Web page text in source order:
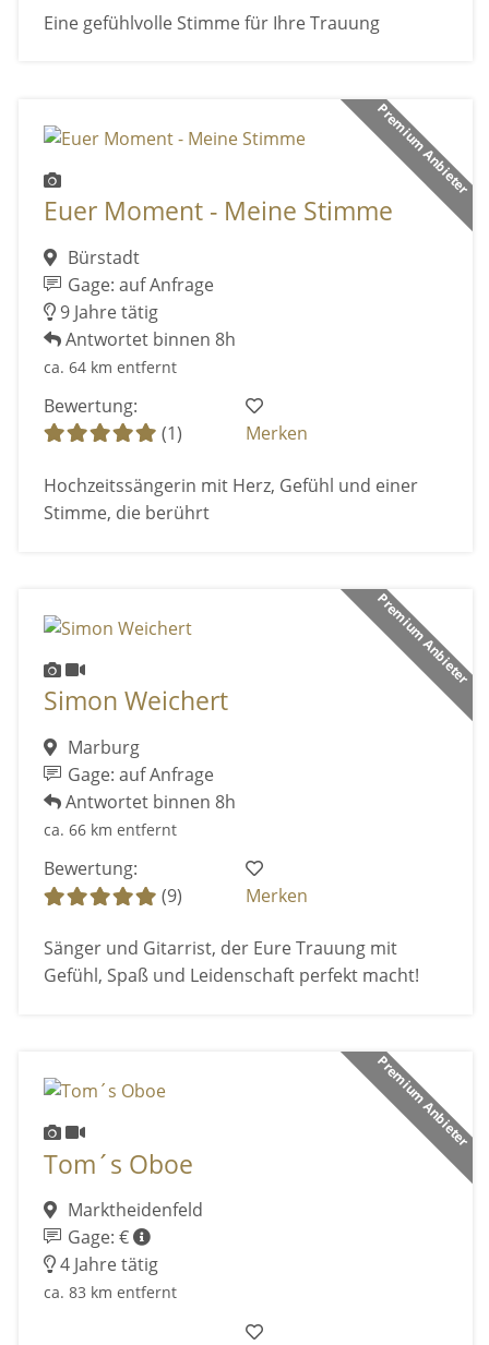
Eine gefühlvolle Stimme für Ihre Trauung
Premium Anbieter
Euer Moment - Meine Stimme
Bürstadt
Gage: auf Anfrage
9 Jahre tätig
Antwortet binnen 8h
ca. 64 km entfernt
Bewertung:
(1)
Merken
Hochzeitssängerin mit Herz, Gefühl und einer
Stimme, die berührt
Premium Anbieter
Simon Weichert
Marburg
Gage: auf Anfrage
Antwortet binnen 8h
ca. 66 km entfernt
Bewertung:
(9)
Merken
Sänger und Gitarrist, der Eure Trauung mit
Gefühl, Spaß und Leidenschaft perfekt macht!
Premium Anbieter
Tom´s Oboe
Marktheidenfeld
Gage: €
4 Jahre tätig
ca. 83 km entfernt